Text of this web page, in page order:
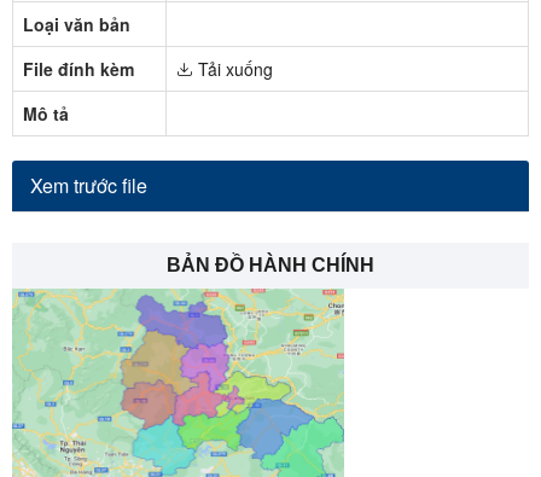
Loại văn bản
File đính kèm
Tải xuống
Mô tả
Xem trước file
BẢN ĐỒ HÀNH CHÍNH